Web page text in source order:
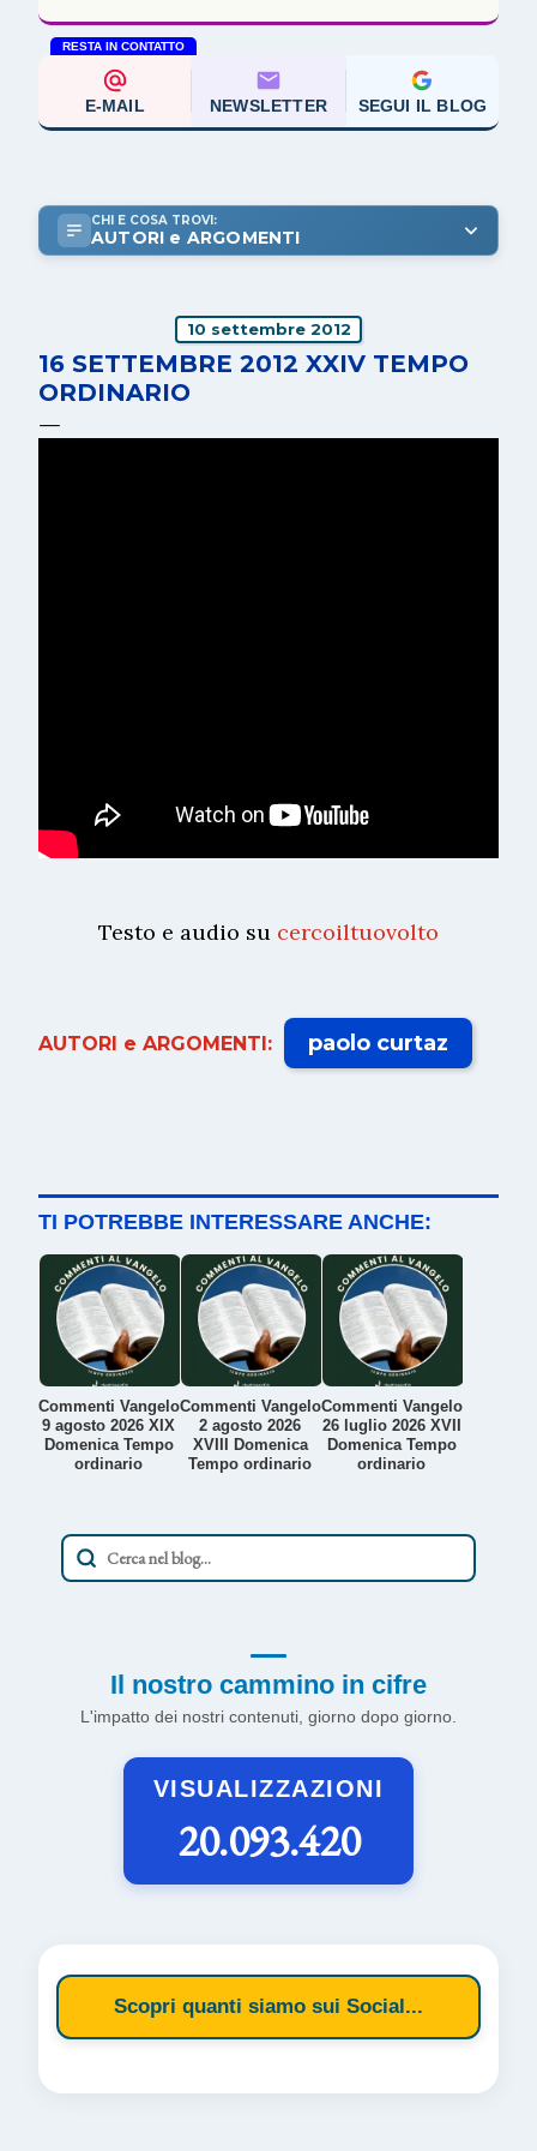
RESTA IN CONTATTO
E-MAIL NEWSLETTER SEGUI IL BLOG
CHI E COSA TROVI:
AUTORI e ARGOMENTI
10 settembre 2012
16 SETTEMBRE 2012 XXIV TEMPO
ORDINARIO
Testo e audio su cercoiltuovolto
AUTORI e ARGOMENTI: paolo curtaz
TI POTREBBE INTERESSARE ANCHE:
Commenti Vangelo
9 agosto 2026 XIX
Domenica Tempo
ordinario
Commenti Vangelo
2 agosto 2026
XVIII Domenica
Tempo ordinario
Commenti Vangelo
26 luglio 2026 XVII
Domenica Tempo
ordinario
Il nostro cammino in cifre
L'impatto dei nostri contenuti, giorno dopo giorno.
VISUALIZZAZIONI
20.093.420
Scopri quanti siamo sui Social...